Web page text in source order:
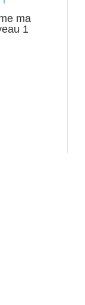
ma
1